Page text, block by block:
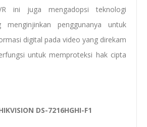
ini juga mengadopsi teknologi
menginjinkan penggunanya untuk
digital pada video yang direkam
untuk memproteksi hak cipta
DS-7216HGHI-F1